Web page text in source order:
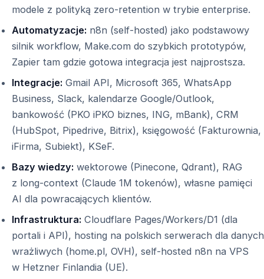
modele z polityką zero-retention w trybie enterprise.
Automatyzacje: n8n (self-hosted) jako podstawowy
silnik workflow, Make.com do szybkich prototypów,
Zapier tam gdzie gotowa integracja jest najprostsza.
Integracje: Gmail API, Microsoft 365, WhatsApp
Business, Slack, kalendarze Google/Outlook,
bankowość (PKO iPKO biznes, ING, mBank), CRM
(HubSpot, Pipedrive, Bitrix), księgowość (Fakturownia,
iFirma, Subiekt), KSeF.
Bazy wiedzy: wektorowe (Pinecone, Qdrant), RAG
z long-context (Claude 1M tokenów), własne pamięci
AI dla powracających klientów.
Infrastruktura: Cloudflare Pages/Workers/D1 (dla
portali i API), hosting na polskich serwerach dla danych
wrażliwych (home.pl, OVH), self-hosted n8n na VPS
w Hetzner Finlandia (UE).